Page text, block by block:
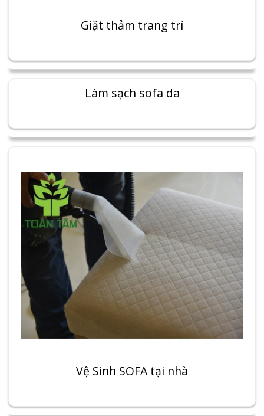
Giặt thảm trang trí
Làm sạch sofa da
Vệ Sinh SOFA tại nhà